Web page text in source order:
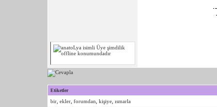
Etiketler
bir ekler forumdan kişiye ısmarla